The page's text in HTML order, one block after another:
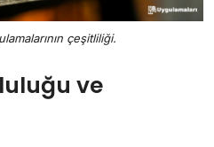
çeşitliliği.
ve